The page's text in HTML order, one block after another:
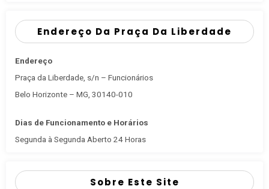
Endereço Da Praça Da Liberdade
Endereço
Praça da Liberdade, s/n – Funcionários
Belo Horizonte – MG, 30140-010
Dias de Funcionamento e Horários
Segunda à Segunda Aberto 24 Horas
Sobre Este Site